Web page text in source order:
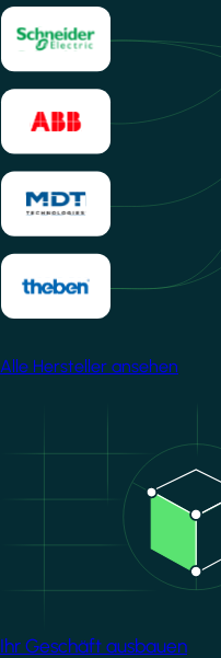
Alle Hersteller ansehen
Ihr Geschäft ausbauen